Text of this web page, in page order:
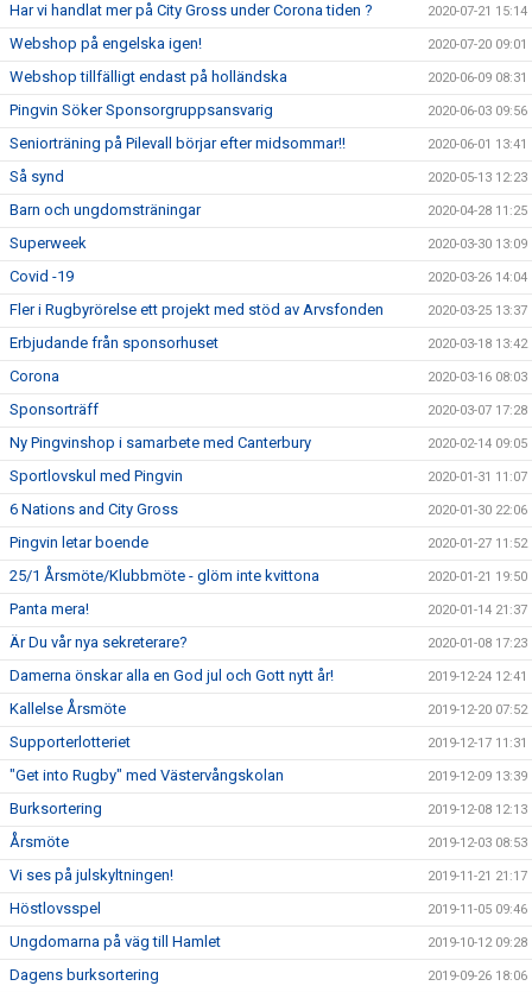
Har vi handlat mer på City Gross under Corona tiden ? 2020-07-21 15:14
Webshop på engelska igen! 2020-07-20 09:01
Webshop tillfälligt endast på holländska 2020-06-09 08:31
Pingvin Söker Sponsorgruppsansvarig 2020-06-03 09:56
Seniorträning på Pilevall börjar efter midsommar!! 2020-06-01 13:41
Så synd 2020-05-13 12:23
Barn och ungdomsträningar 2020-04-28 11:25
Superweek 2020-03-30 13:09
Covid -19 2020-03-26 14:04
Fler i Rugbyrörelse ett projekt med stöd av Arvsfonden 2020-03-25 13:37
Erbjudande från sponsorhuset 2020-03-18 13:42
Corona 2020-03-16 08:03
Sponsorträff 2020-03-07 17:28
Ny Pingvinshop i samarbete med Canterbury 2020-02-14 09:05
Sportlovskul med Pingvin 2020-01-31 11:07
6 Nations and City Gross 2020-01-30 22:06
Pingvin letar boende 2020-01-27 11:52
25/1 Årsmöte/Klubbmöte - glöm inte kvittona 2020-01-21 19:50
Panta mera! 2020-01-14 21:37
Är Du vår nya sekreterare? 2020-01-08 17:23
Damerna önskar alla en God jul och Gott nytt år! 2019-12-24 12:41
Kallelse Årsmöte 2019-12-20 07:52
Supporterlotteriet 2019-12-17 11:31
"Get into Rugby" med Västervångskolan 2019-12-09 13:39
Burksortering 2019-12-08 12:13
Årsmöte 2019-12-03 08:53
Vi ses på julskyltningen! 2019-11-21 21:17
Höstlovsspel 2019-11-05 09:46
Ungdomarna på väg till Hamlet 2019-10-12 09:28
Dagens burksortering 2019-09-26 18:06